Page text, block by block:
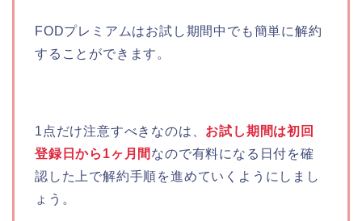
FODプレミアムはお試し期間中でも簡単に解約
することができます。
1点だけ注意すべきなのは、 お試し期間は初回
登録日から1ヶ月間 なので有料になる日付を確
認した上で解約手順を進めていくようにしまし
ょう。